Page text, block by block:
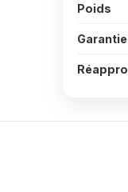
Poids
Garantie
Réappro